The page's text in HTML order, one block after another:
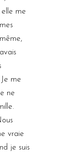
elle me
me
ne
vraie
je suis